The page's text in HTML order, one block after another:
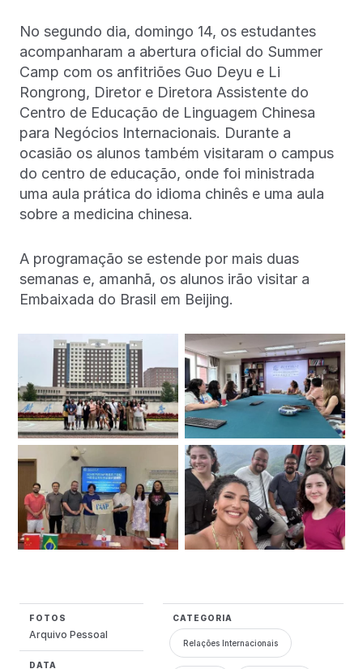
No segundo dia, domingo 14, os estudantes
acompanharam a abertura oficial do Summer
Camp com os anfitriões Guo Deyu e Li
Rongrong, Diretor e Diretora Assistente do
Centro de Educação de Linguagem Chinesa
para Negócios Internacionais. Durante a
ocasião os alunos também visitaram o campus
do centro de educação, onde foi ministrada
uma aula prática do idioma chinês e uma aula
sobre a medicina chinesa.
A programação se estende por mais duas
semanas e, amanhã, os alunos irão visitar a
Embaixada do Brasil em Beijing.
FOTOS
Arquivo Pessoal
DATA
CATEGORIA
Relações Internacionais